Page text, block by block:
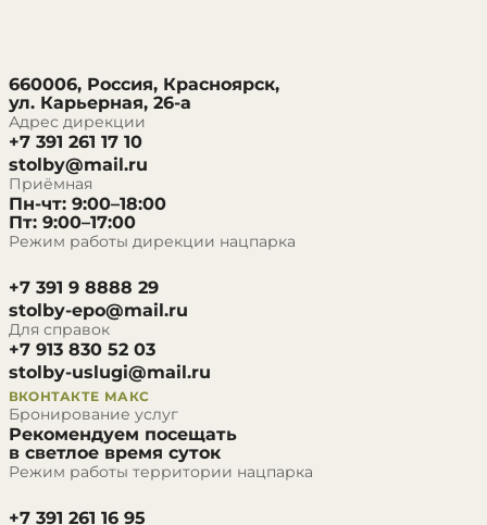
660006, Россия, Красноярск,
ул. Карьерная, 26-а
Адрес дирекции
+7 391 261 17 10
stolby@mail.ru
Приёмная
Пн-чт: 9:00–18:00
Пт: 9:00–17:00
Режим работы дирекции нацпарка
+7 391 9 8888 29
stolby-epo@mail.ru
Для справок
+7 913 830 52 03
stolby-uslugi@mail.ru
ВКОНТАКТЕ МАКС
Бронирование услуг
Рекомендуем посещать
в светлое время суток
Режим работы территории нацпарка
+7 391 261 16 95